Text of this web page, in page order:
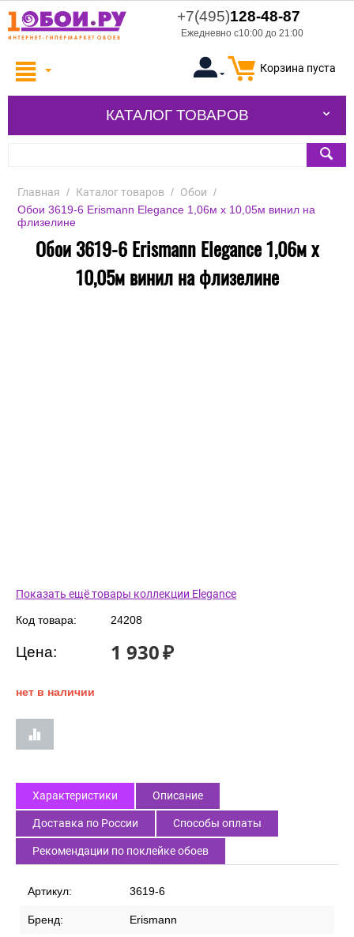
+7(495)128-48-87
Ежедневно с10:00 до 21:00
Корзина пуста
КАТАЛОГ ТОВАРОВ
Главная / Каталог товаров / Обои /
Обои 3619-6 Erismann Elegance 1,06м х 10,05м винил на
флизелине
Обои 3619-6 Erismann Elegance 1,06м х
10,05м винил на флизелине
Показать ещё товары коллекции Elegance
Код товара: 24208
Цена: 1 930₽
нет в наличии
Характеристики Описание
Доставка по России Способы оплаты
Рекомендации по поклейке обоев
Артикул: 3619-6
Бренд: Erismann